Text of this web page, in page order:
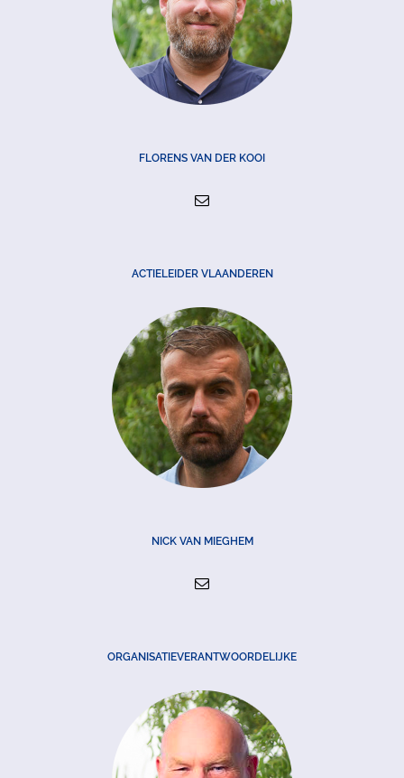
FLORENS VAN DER KOOI
ACTIELEIDER VLAANDEREN
NICK VAN MIEGHEM
ORGANISATIEVERANTWOORDELIJKE